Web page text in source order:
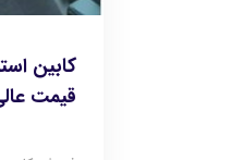
کابین
قیمت